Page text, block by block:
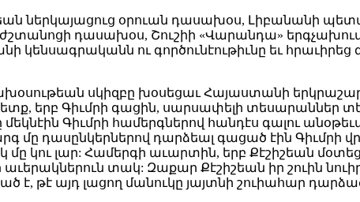
ներկայացուց օրուան դասախօս, Լիբանանի
դասախօս, Շուշիի «Վարանդա»
կենսագրականն ու գործունէութիւնը եւ
սկիզբը խօսեցաւ Հայաստանի
ետք, երբ Գիւմրի գացին, սարսափելի տեսարաններ
Գիւմրի համերգներով հանդէս գալու
մը դասընկերներով դարձեալ գացած էին Գիւմրի
մը կու լար: Համերգի աւարտին, երբ Քէշիշեան
աւերակներուն տակ: Զաքար Քէշիշեան իր շուին
է, թէ այդ լացող մանուկը յայտնի շուիահար